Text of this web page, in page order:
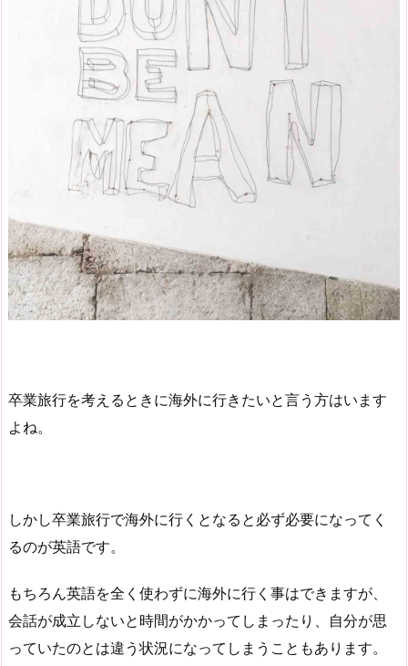
卒業旅行を考えるときに海外に行きたいと言う方はいます
よね。
しかし卒業旅行で海外に行くとなると必ず必要になってく
るのが英語です。
もちろん英語を全く使わずに海外に行く事はできますが、
会話が成立しないと時間がかかってしまったり、自分が思
っていたのとは違う状況になってしまうこともあります。